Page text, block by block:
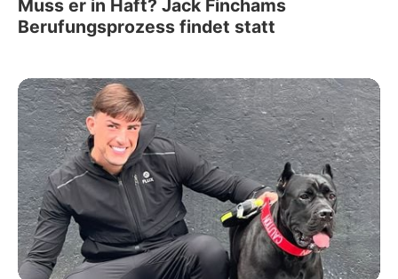
Muss er in Haft? Jack Finchams
Berufungsprozess findet statt